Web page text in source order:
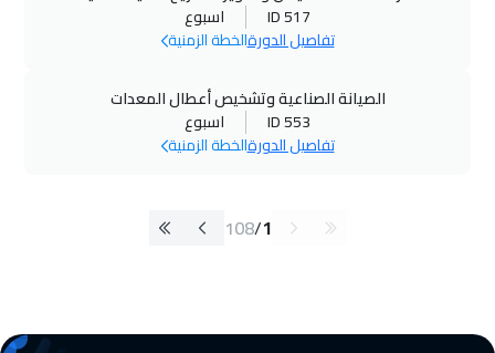
ID 517
اسبوع
تفاصيل الدورةالخطة الزمنية
الصيانة الصناعية وتشخيص أعطال المعدات
ID 553
اسبوع
تفاصيل الدورةالخطة الزمنية
1
/
108